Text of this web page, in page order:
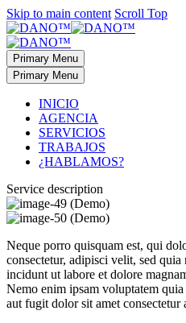
Skip to main content Scroll Top
Primary Menu
Primary Menu
INICIO
AGENCIA
SERVICIOS
TRABAJOS
¿HABLAMOS?
Service description
Neque porro quisquam est, qui
consectetur, adipisci velit, sed
incidunt ut labore et dolore
Nemo enim ipsam voluptatem
aut fugit dolor sit amet consectetur